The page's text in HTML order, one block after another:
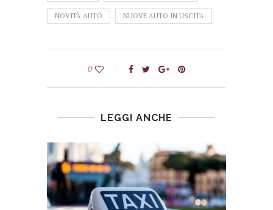
NOVITÀ AUTO NUOVE AUTO IN USCITA
0
LEGGI ANCHE